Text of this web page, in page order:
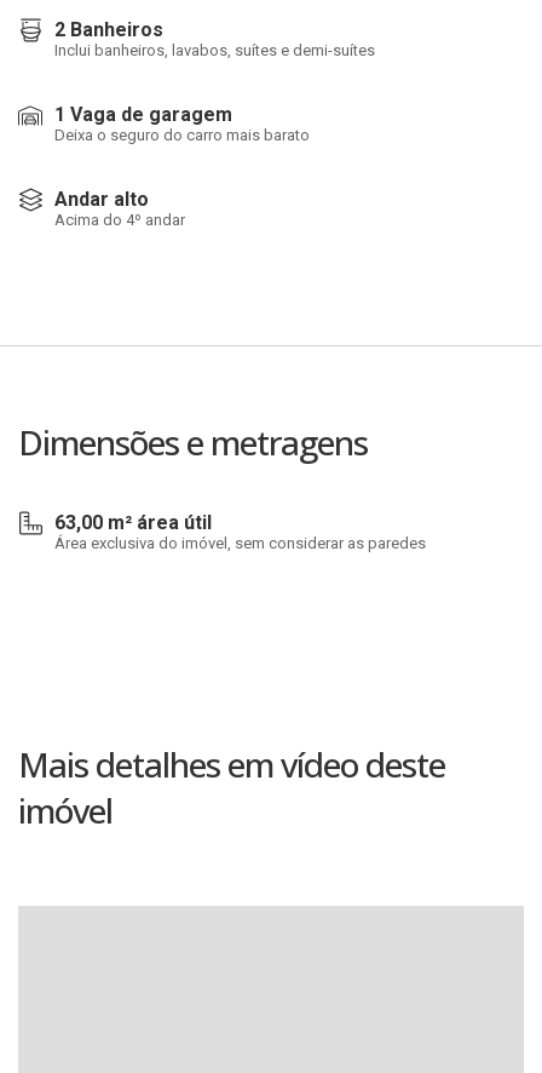
2 Banheiros
Inclui banheiros, lavabos, suítes e demi-suítes
1 Vaga de garagem
Deixa o seguro do carro mais barato
Andar alto
Acima do 4º andar
Dimensões e metragens
63,00 m² área útil
Área exclusiva do imóvel, sem considerar as paredes
Mais detalhes em vídeo deste
imóvel